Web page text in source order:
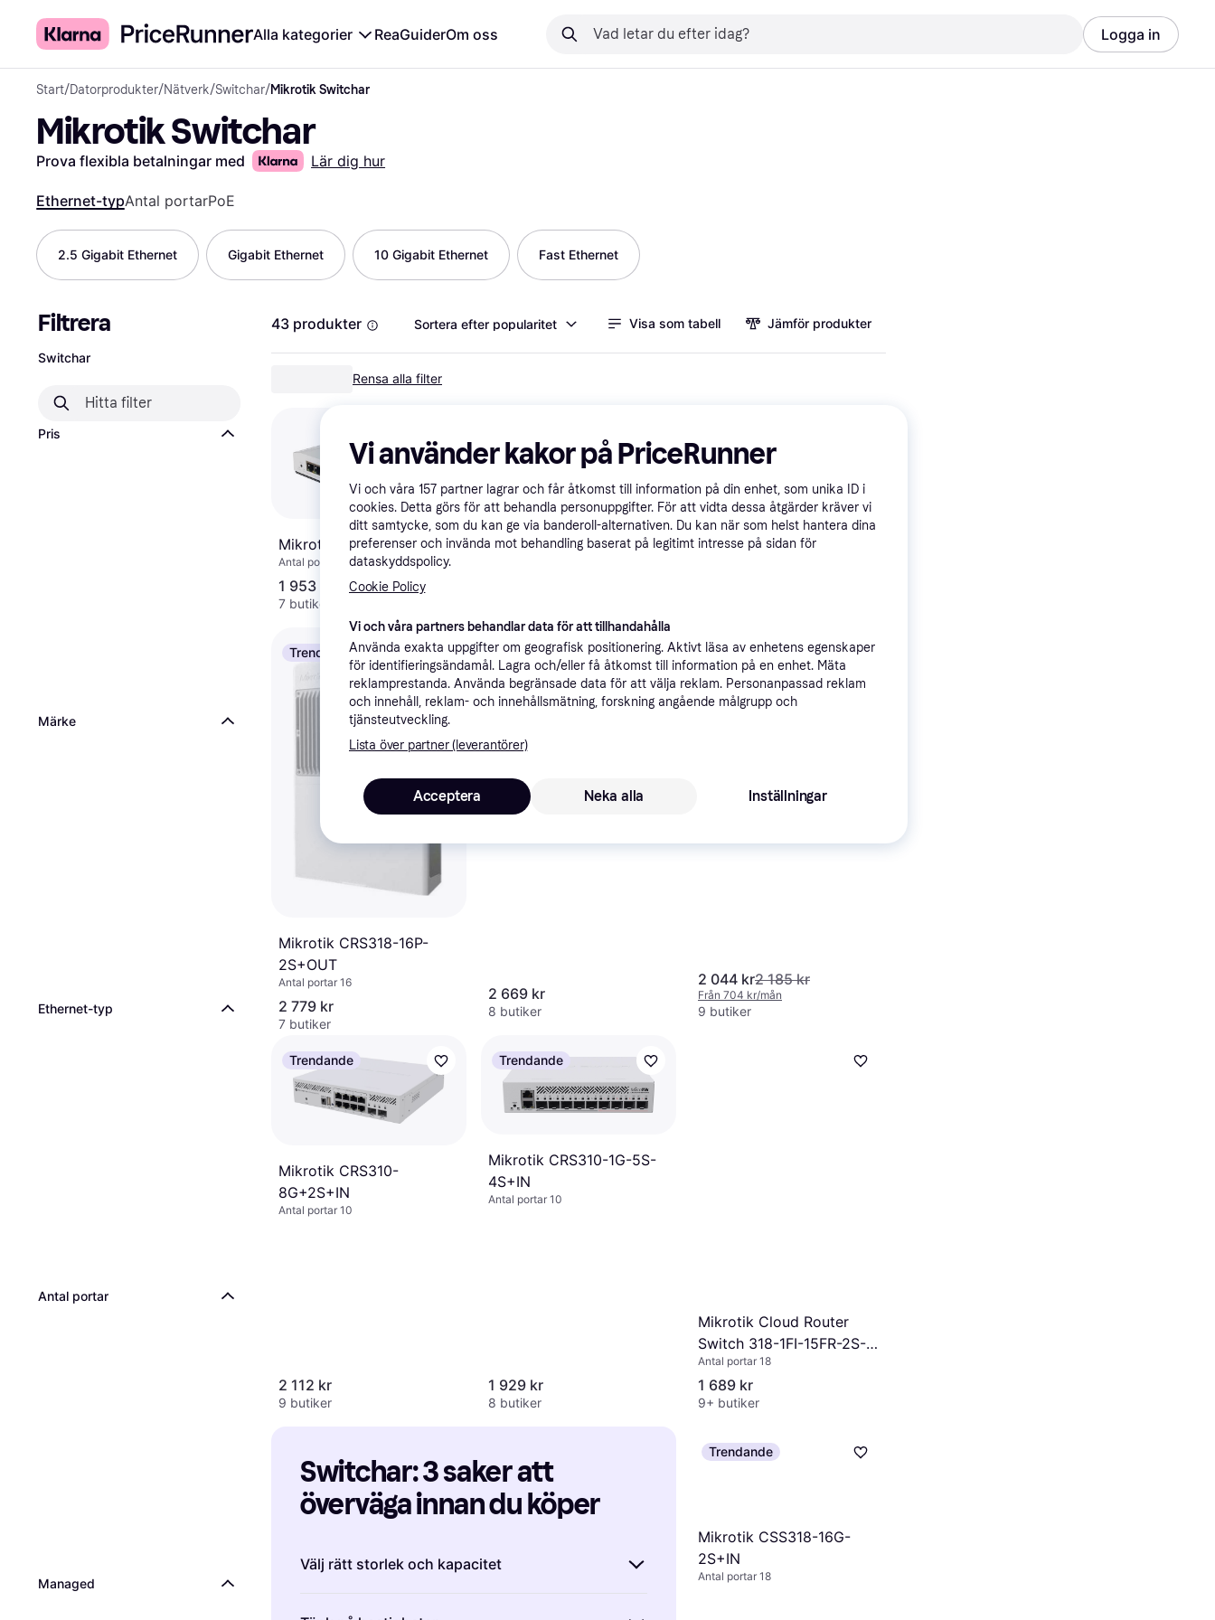
Alla kategorier ReaGuiderOm oss Logga in
Start/Datorprodukter/Nätverk/Switchar/Mikrotik Switchar
Mikrotik Switchar
Prova flexibla betalningar med Lär dig hur
Ethernet-typAntal portarPoE
2.5 Gigabit Ethernet Gigabit Ethernet 10 Gigabit Ethernet Fast Ethernet
Filtrera
Switchar
Pris
Märke
Ethernet-typ
Antal portar
Managed
43 produkter Sortera efter popularitet Visa som tabell Jämför produkter
Rensa alla filter
Mikrotik CRS304-4XG-IN
Antal portar 5
1 953 kr
7 butiker
Mikrotik CRS312-
4C+8XG-RM
Antal portar 16
Mikrotik CRS326-24G-
2S+RM
Antal portar 26
Trendande
Mikrotik CRS318-16P-
2S+OUT
Antal portar 16
2 779 kr
7 butiker
Trendande
Mikrotik Cloud Router
Antal portar 9
2 669 kr
8 butiker
Trendande
Antal portar 10
2 044 kr2 185 kr
Från 704 kr/mån
9 butiker
Trendande
Mikrotik CRS310-
8G+2S+IN
Antal portar 10
2 112 kr
9 butiker
Trendande
Mikrotik CRS310-1G-5S-
4S+IN
Antal portar 10
1 929 kr
8 butiker
Mikrotik Cloud Router
Switch 318-1FI-15FR-2S-
OUT
Antal portar 18
1 689 kr
9+ butiker
Trendande
Mikrotik CSS318-16G-
2S+IN
Antal portar 18
Switchar: 3 saker att
överväga innan du köper
Välj rätt storlek och kapacitet
Vi använder kakor på PriceRunner
Vi och våra 157 partner lagrar och får åtkomst till information på din enhet, som unika ID i
cookies. Detta görs för att behandla personuppgifter. För att vidta dessa åtgärder kräver vi
ditt samtycke, som du kan ge via banderoll-alternativen. Du kan när som helst hantera dina
preferenser och invända mot behandling baserat på legitimt intresse på sidan för
dataskyddspolicy.
Cookie Policy
Vi och våra partners behandlar data för att tillhandahålla
Använda exakta uppgifter om geografisk positionering. Aktivt läsa av enhetens egenskaper
för identifieringsändamål. Lagra och/eller få åtkomst till information på en enhet. Mäta
reklamprestanda. Använda begränsade data för att välja reklam. Personanpassad reklam
och innehåll, reklam- och innehållsmätning, forskning angående målgrupp och
tjänsteutveckling.
Lista över partner (leverantörer)
Neka alla
Acceptera Inställningar